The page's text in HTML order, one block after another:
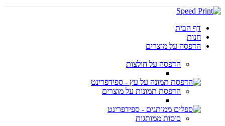
דף הבית
חנות
הדפסה על מוצרים
הדפסה על חולצות
הדפסת תמונות על מוצרים
כוסות ממותגות